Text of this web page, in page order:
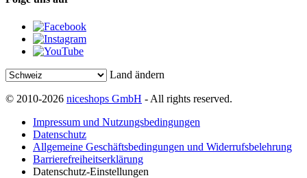
Land ändern
© 2010-2026 niceshops GmbH - All rights reserved.
Impressum und Nutzungsbedingungen
Datenschutz
Allgemeine Geschäftsbedingungen und Widerrufsbelehrung
Barrierefreiheitserklärung
Datenschutz-Einstellungen